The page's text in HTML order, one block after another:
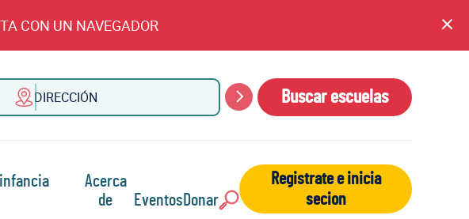
CON UN NAVEGADOR
DIRECCIÓN Buscar Buscar escuelas
Acerca
de
EventosDonarBuscar:
Registrate e inicia
secion